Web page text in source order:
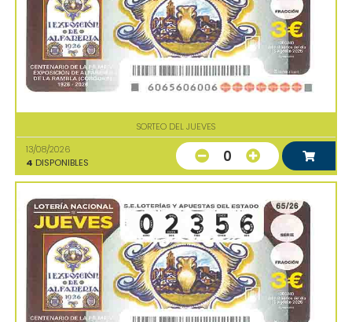
SORTEO DEL JUEVES
13/08/2026
4 DISPONIBLES 0